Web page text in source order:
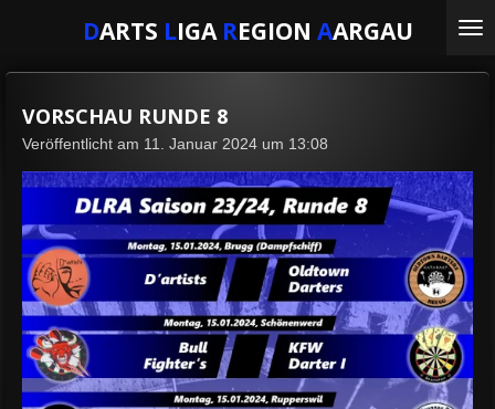
springen
DARTS LIGA REGION AARGAU
VORSCHAU RUNDE 8
Veröffentlicht am 11. Januar 2024 um 13:08